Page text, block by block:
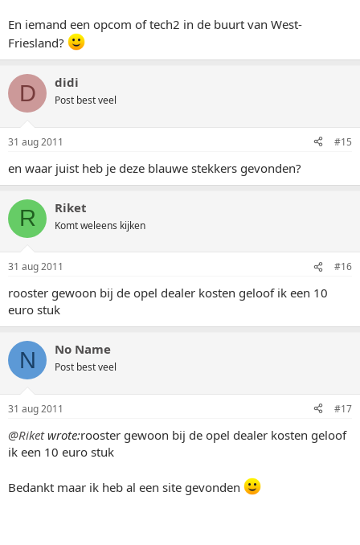
En iemand een opcom of tech2 in de buurt van West-
Friesland?
D didi
Post best veel
31 aug 2011 #15
en waar juist heb je deze blauwe stekkers gevonden?
R Riket
Komt weleens kijken
31 aug 2011 #16
rooster gewoon bij de opel dealer kosten geloof ik een 10
euro stuk
N No Name
Post best veel
31 aug 2011 #17
@Riketwrote:rooster gewoon bij de opel dealer kosten geloof
ik een 10 euro stuk
Bedankt maar ik heb al een site gevonden